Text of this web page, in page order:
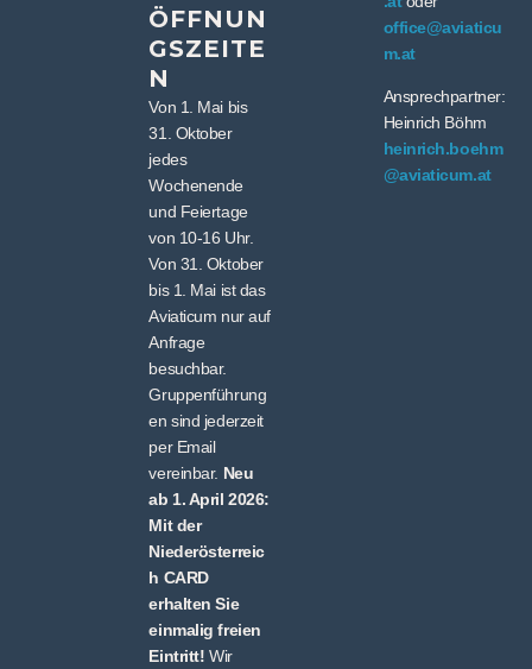
ÖFFNUN
GSZEITE
N
Von 1. Mai bis
31. Oktober
jedes
Wochenende
und Feiertage
von 10-16 Uhr.
Von 31. Oktober
bis 1. Mai ist das
Aviaticum nur auf
Anfrage
besuchbar.
Gruppenführung
en sind jederzeit
per Email
vereinbar. Neu
ab 1. April 2026:
Mit der
Niederösterreic
h CARD
erhalten Sie
einmalig freien
Eintritt! Wir
office@aviaticu
m.at
Ansprechpartner:
Heinrich Böhm
heinrich.boehm
@aviaticum.at